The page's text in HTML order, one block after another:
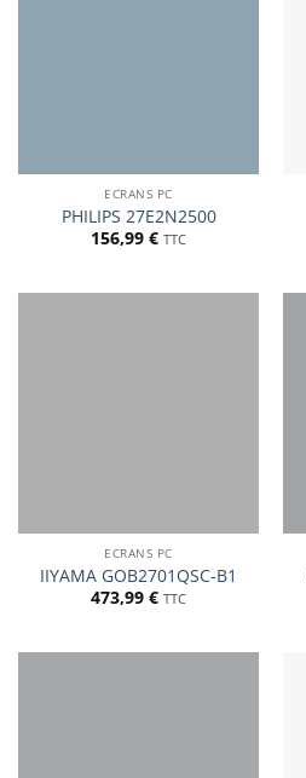
ECRANS PC
PHILIPS 27E2N2500
156,99 € TTC
ECRANS PC
IIYAMA GOB2701QSC-B1
473,99 € TTC